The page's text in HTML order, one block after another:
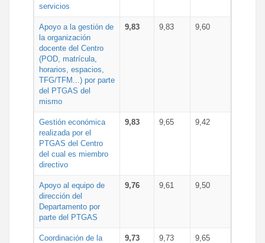
servicios
Apoyo a la gestión de
la organización
docente del Centro
(POD, matrícula,
horarios, espacios,
TFG/TFM...) por parte
del PTGAS del
mismo
9,83 9,83 9,60
Gestión económica
realizada por el
PTGAS del Centro
del cual es miembro
directivo
9,83 9,65 9,42
Apoyo al equipo de
dirección del
Departamento por
parte del PTGAS
9,76 9,61 9,50
Coordinación de la
9,73 9,73 9,65